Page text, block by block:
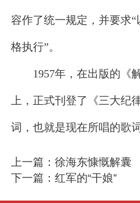
容作了统一规定，并要求
格执行”。
1957年，在出版的《解
上，正式刊登了《三大纪
词，也就是现在所唱的歌词
上一篇：徐海东慷慨解囊
下一篇：红军的“干娘”